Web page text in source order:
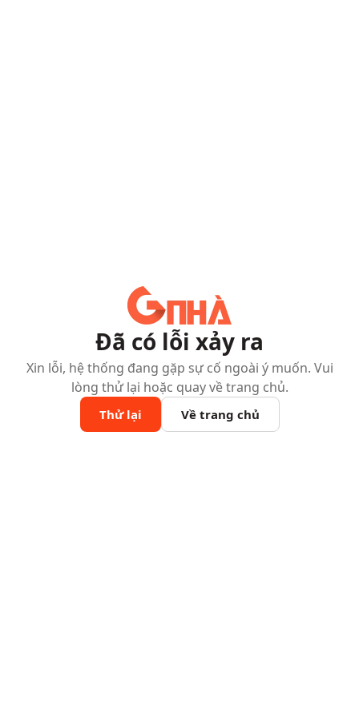
Đã có lỗi xảy ra
Xin lỗi, hệ thống đang gặp sự cố ngoài ý muốn. Vui
lòng thử lại hoặc quay về trang chủ.
Thử lại Về trang chủ